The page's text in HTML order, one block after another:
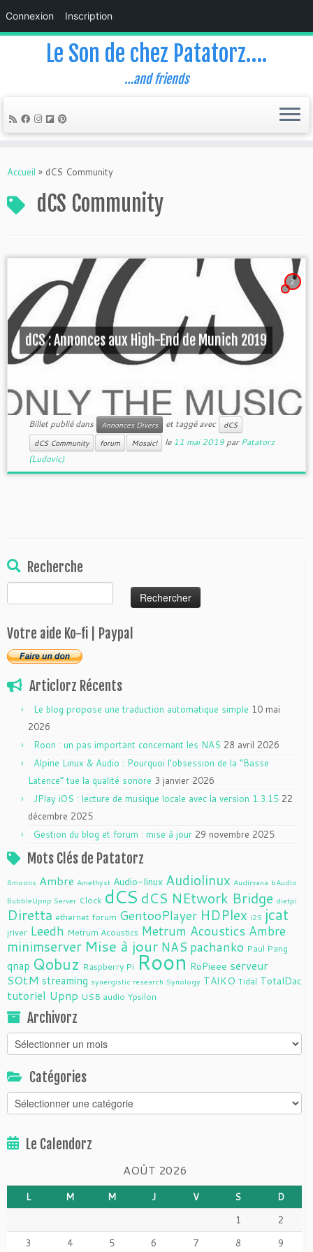
Connexion Inscription
Le Son de chez Patatorz….
…and friends
Accueil » dCS Community
dCS Community
2
dCS : Annonces aux High-End de Munich 2019
Billet publié dans Annonces Divers et taggé avec
dCS
dCS Community
forum Mosaic! le11 mai 2019 parPatatorz
(Ludovic)
Recherche
Votre aide Ko-fi | Paypal
Articlorz Récents
Le blog propose une traduction automatique simple 10 mai
2026
Roon : un pas important concernant les NAS 28 avril 2026
Alpine Linux & Audio : Pourquoi l’obsession de la “Basse
Latence” tue la qualité sonore 3 janvier 2026
JPlay iOS : lecture de musique locale avec la version 1.3.15 22
décembre 2025
Gestion du blog et forum : mise à jour 29 novembre 2025
Mots Clés de Patatorz
6moons Ambre Amethyst Audio-linux Audiolinux Audirvana bAudio
BubbleUpnp Server Clock dCS dCS NEtwork Bridge dietpi
Diretta ethernet forum GentooPlayer HDPlex i2S jcat
jriver Leedh Metrum Acoustics Metrum Acoustics Ambre
minimserver Mise à jour NAS pachanko Paul Pang
qnap Qobuz Raspberry Pi Roon RoPieee serveur
SOtM streaming synergistic research Synology TAIKO Tidal TotalDac
tutoriel Upnp USB audio Ypsilon
Archivorz
Archivorz
Catégories
Catégories
Le Calendorz
AOÛT 2026
L M M J V S
D
1
2
3
4 5 6 7 8 9